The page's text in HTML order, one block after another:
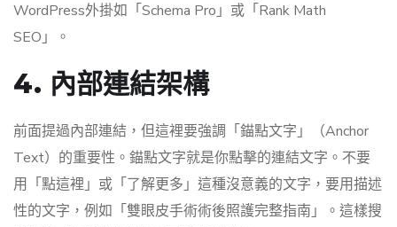
WordPress外掛如「Schema Pro」或「Rank Math
SEO」。
4. 內部連結架構
前面提過內部連結，但這裡要強調「錨點文字」（Anchor
Text）的重要性。錨點文字就是你點擊的連結文字。不要
用「點這裡」或「了解更多」這種沒意義的文字，要用描述
性的文字，例如「雙眼皮手術術後照護完整指南」。這樣搜